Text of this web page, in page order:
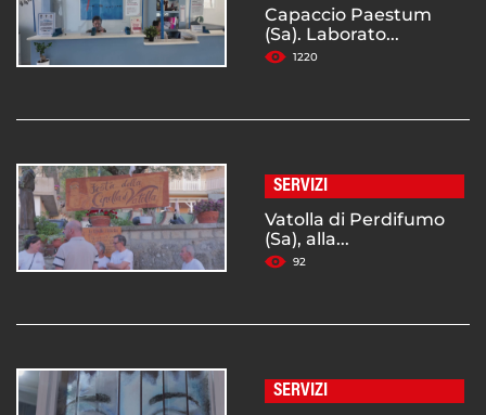
Capaccio Paestum
(Sa). Laborato...
1220
SERVIZI
Vatolla di Perdifumo
(Sa), alla...
92
SERVIZI